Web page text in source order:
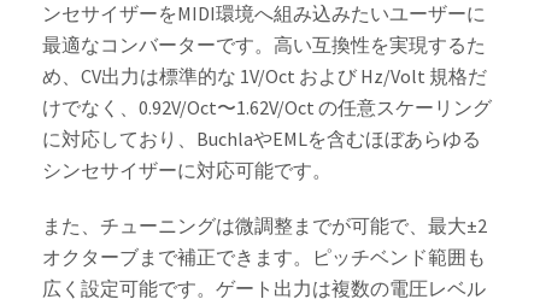
ンセサイザーをMIDI環境へ組み込みたいユーザーに
最適なコンバーターです。高い互換性を実現するた
め、CV出力は標準的な 1V/Oct および Hz/Volt 規格だ
けでなく、0.92V/Oct〜1.62V/Oct の任意スケーリング
に対応しており、BuchlaやEMLを含むほぼあらゆる
シンセサイザーに対応可能です。
また、チューニングは微調整までが可能で、最大±2
オクターブまで補正できます。ピッチベンド範囲も
広く設定可能です。ゲート出力は複数の電圧レベル